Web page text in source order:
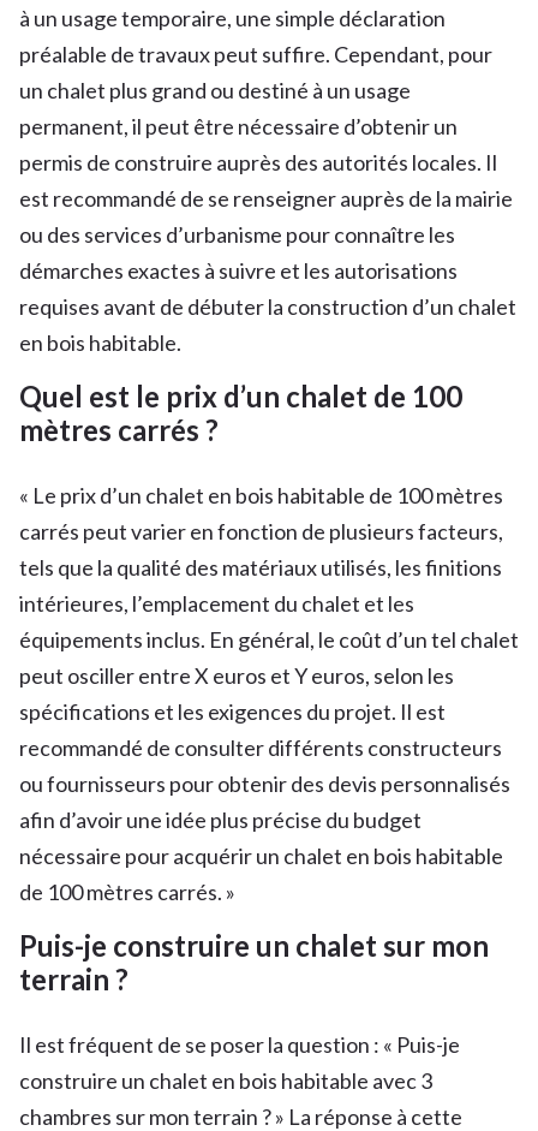
à un usage temporaire, une simple déclaration
préalable de travaux peut suffire. Cependant, pour
un chalet plus grand ou destiné à un usage
permanent, il peut être nécessaire d’obtenir un
permis de construire auprès des autorités locales. Il
est recommandé de se renseigner auprès de la mairie
ou des services d’urbanisme pour connaître les
démarches exactes à suivre et les autorisations
requises avant de débuter la construction d’un chalet
en bois habitable.
Quel est le prix d’un chalet de 100
mètres carrés ?
« Le prix d’un chalet en bois habitable de 100 mètres
carrés peut varier en fonction de plusieurs facteurs,
tels que la qualité des matériaux utilisés, les finitions
intérieures, l’emplacement du chalet et les
équipements inclus. En général, le coût d’un tel chalet
peut osciller entre X euros et Y euros, selon les
spécifications et les exigences du projet. Il est
recommandé de consulter différents constructeurs
ou fournisseurs pour obtenir des devis personnalisés
afin d’avoir une idée plus précise du budget
nécessaire pour acquérir un chalet en bois habitable
de 100 mètres carrés. »
Puis-je construire un chalet sur mon
terrain ?
Il est fréquent de se poser la question : « Puis-je
construire un chalet en bois habitable avec 3
chambres sur mon terrain ? » La réponse à cette